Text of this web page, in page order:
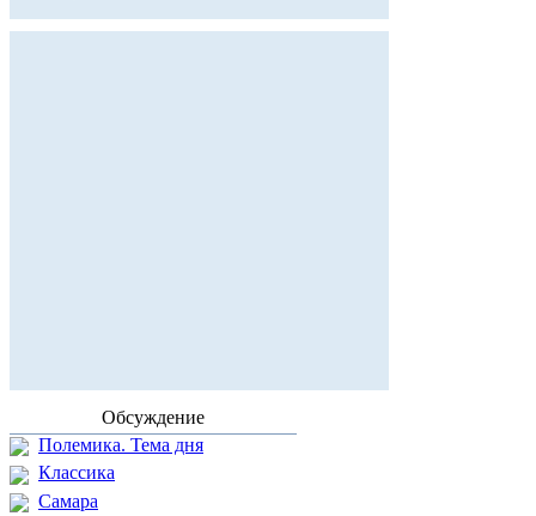
Обсуждение
Полемика. Тема дня
Классика
Самара